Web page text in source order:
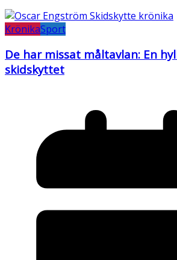
KrönikaSport
De har missat måltavlan: En
skidskyttet